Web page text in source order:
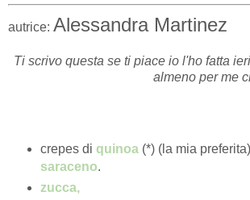
autrice: Alessandra Martinez
Ti scrivo questa se ti piace io l'ho fatta
almeno per me
crepes di quinoa(*) (la mia
saraceno.
zucca,